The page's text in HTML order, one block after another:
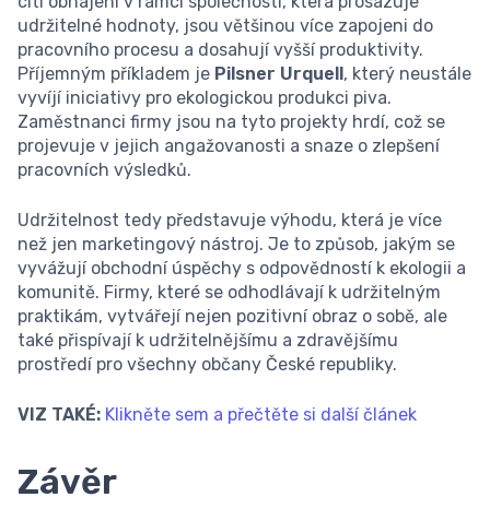
udržitelné hodnoty, jsou většinou více zapojeni do
pracovního procesu a dosahují vyšší produktivity.
Příjemným příkladem je Pilsner Urquell, který neustále
vyvíjí iniciativy pro ekologickou produkci piva.
Zaměstnanci firmy jsou na tyto projekty hrdí, což se
projevuje v jejich angažovanosti a snaze o zlepšení
pracovních výsledků.
Udržitelnost tedy představuje výhodu, která je více
než jen marketingový nástroj. Je to způsob, jakým se
vyvážují obchodní úspěchy s odpovědností k ekologii a
komunitě. Firmy, které se odhodlávají k udržitelným
praktikám, vytvářejí nejen pozitivní obraz o sobě, ale
také přispívají k udržitelnějšímu a zdravějšímu
prostředí pro všechny občany České republiky.
VIZ TAKÉ: Klikněte sem a přečtěte si další článek
Závěr